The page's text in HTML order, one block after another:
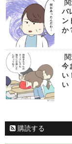
バ
ン
か
今
い
い
購読する